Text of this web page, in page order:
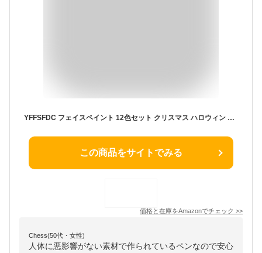
YFFSFDC フェイスペイント 12色セット クリスマス ハロウィン コスプレ 小道具 安全 無毒 クレヨン 顔ペン ボディペイント 簡単水洗 祭り スポーツ応援に最適 (A)
この商品をサイトでみる
価格と在庫をAmazonでチェック >>
Chess(50代・女性)
人体に悪影響がない素材で作られているペンなので安心